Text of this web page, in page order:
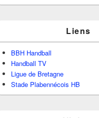
Liens
BBH Handball
Handball TV
Ligue de Bretagne
Stade Plabennécois HB